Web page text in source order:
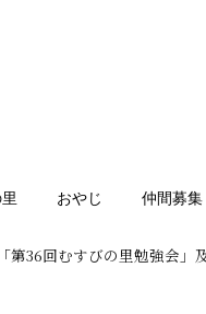
おやじ 仲間募集
「第36回むすびの里勉強会